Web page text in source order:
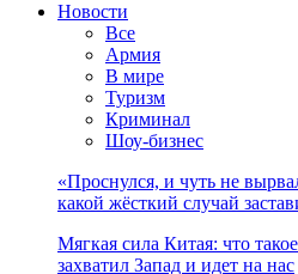
Новости
Все
Армия
В мире
Туризм
Криминал
Шоу-бизнес
«Проснулся, и чуть не
какой жёсткий случай
Мягкая сила Китая: что
захватил Запад и идет на нас